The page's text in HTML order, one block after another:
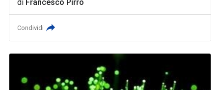
di Francesco Pirro
Condividi